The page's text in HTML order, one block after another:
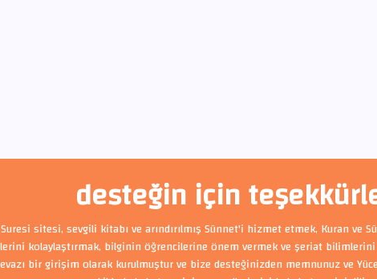
desteğin için
sitesi, sevgili kitabı ve arındırılmış Sünnet'i hizmet etmek, Kuran ve
kolaylaştırmak, bilginin öğrencilerine önem vermek ve şeriat bilimlerini
bir girişim olarak kurulmuştur ve bize desteğinizden memnunuz ve